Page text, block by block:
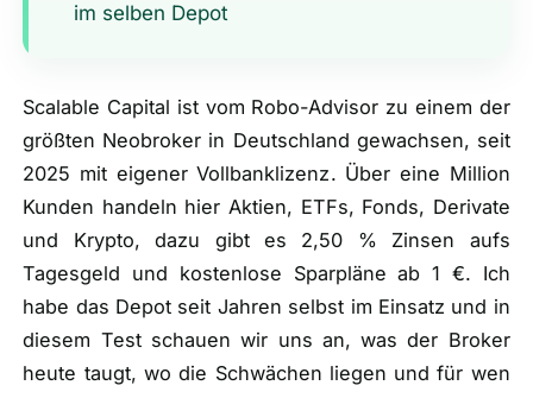
im selben Depot
Scalable Capital ist vom Robo-Advisor zu einem der
größten Neobroker in Deutschland gewachsen, seit
2025 mit eigener Vollbanklizenz. Über eine Million
Kunden handeln hier Aktien, ETFs, Fonds, Derivate
und Krypto, dazu gibt es 2,50 % Zinsen aufs
Tagesgeld und kostenlose Sparpläne ab 1 €. Ich
habe das Depot seit Jahren selbst im Einsatz und in
diesem Test schauen wir uns an, was der Broker
heute taugt, wo die Schwächen liegen und für wen